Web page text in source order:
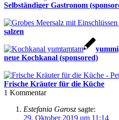
Selbständiger Gastronom
salzen
neue Kochkanal (sponsored)
Frische Kräuter für die Küche
1 Kommentar
Estefania Garosz sagte:
29. Oktober 2019 um 11:14